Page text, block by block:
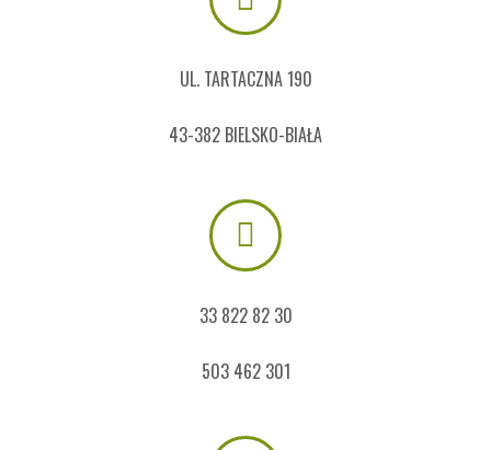
UL. TARTACZNA 190
43-382 BIELSKO-BIAŁA
33 822 82 30
503 462 301